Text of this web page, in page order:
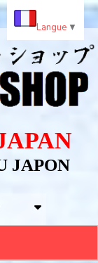
JAPON
Langue ▼